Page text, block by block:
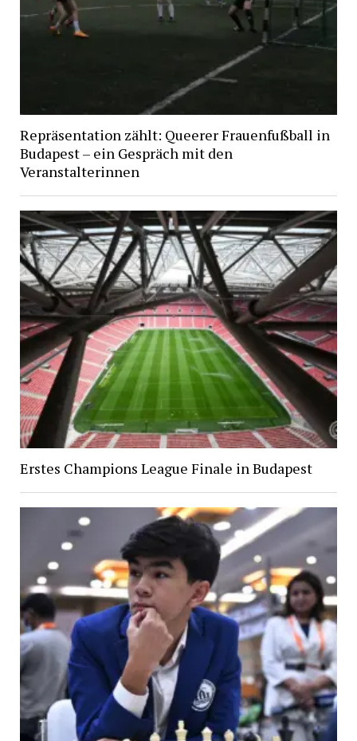
Repräsentation zählt: Queerer Frauenfußball in
Budapest – ein Gespräch mit den
Veranstalterinnen
Erstes Champions League Finale in Budapest